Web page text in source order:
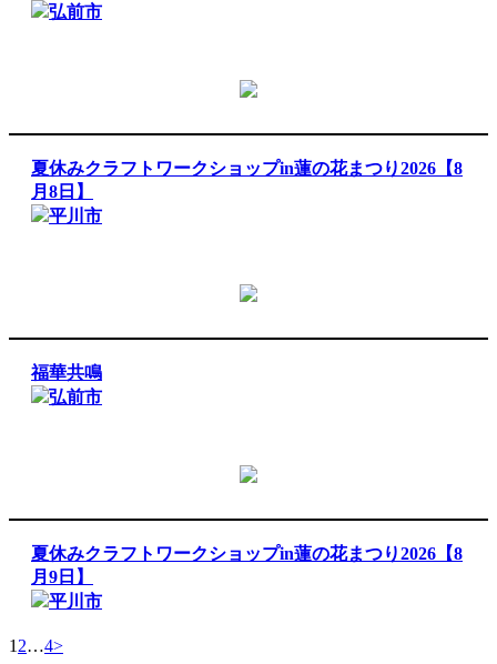
弘前市
夏休みクラフトワークショップin蓮の花まつり2026【8
月8日】
平川市
福華共鳴
弘前市
夏休みクラフトワークショップin蓮の花まつり2026【8
月9日】
平川市
1 2…4>